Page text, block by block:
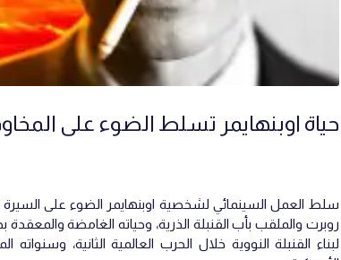
حياة اوبنهايمر تسلط الضوء على
سلط العمل السينمائي لشخصية اوبنهايمر الضوء على السيرة
روبرت والملقب بأب القنبلة الذرية، وحياته الغامضة
لبناء القنبلة النووية خلال الحرب العالمية الثانية،